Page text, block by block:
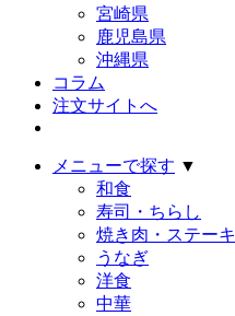
宮崎県
鹿児島県
沖縄県
コラム
注文サイトへ
メニューで探す ▼
和食
寿司・ちらし
焼き肉・ステーキ
うなぎ
洋食
中華